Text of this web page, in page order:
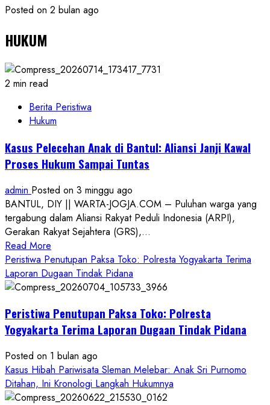
Posted on 2 bulan ago
HUKUM
2 min read
Berita Peristiwa
Hukum
Kasus Pelecehan Anak di Bantul: Aliansi Janji Kawal
Proses Hukum Sampai Tuntas
admin Posted on 3 minggu ago
BANTUL, DIY || WARTA-JOGJA.COM – Puluhan warga yang
tergabung dalam Aliansi Rakyat Peduli Indonesia (ARPI),
Gerakan Rakyat Sejahtera (GRS),...
Read More
more
about
Kasus
Anak
di
Aliansi
Janji
Kawal
Proses
Peristiwa Penutupan Paksa Toko: Polresta Yogyakarta Terima
Laporan Dugaan Tindak Pidana
Peristiwa Penutupan Paksa Toko: Polresta
Yogyakarta Terima Laporan Dugaan Tindak Pidana
Posted on 1 bulan ago
Kasus Hibah Pariwisata Sleman Melebar: Anak Sri Purnomo
Ditahan, Ini Kronologi Langkah Hukumnya